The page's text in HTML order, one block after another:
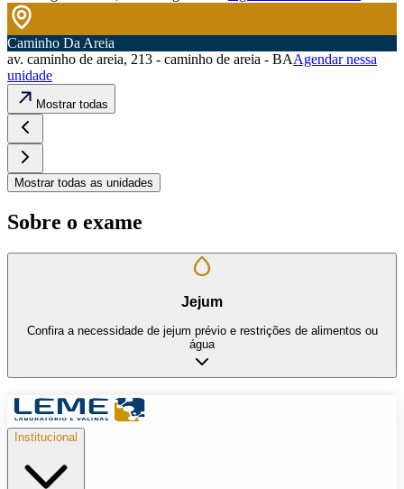
Caminho Da Areia
av. caminho de areia, 213 - caminho de areia - BAAgendar nessa
unidade
Mostrar todas
Mostrar todas as unidades
Sobre o exame
Jejum
Confira a necessidade de jejum prévio e restrições de alimentos ou
água
Institucional